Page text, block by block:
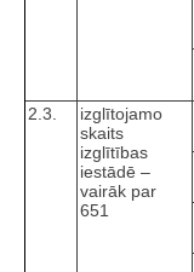
2.3.
izglītojamo
skaits
izglītības
iestādē –
vairāk par
651